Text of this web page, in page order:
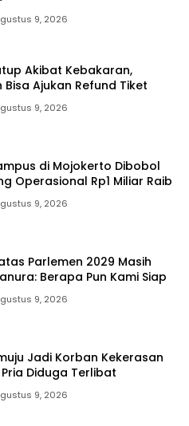
9, 2026
Akibat Kebakaran,
Ajukan Refund Tiket
9, 2026
di Mojokerto Dibobol
Operasional Rp1 Miliar Raib
9, 2026
Parlemen 2029 Masih
Berapa Pun Kami Siap
9, 2026
Jadi Korban Kekerasan
Pria Diduga Terlibat
9, 2026